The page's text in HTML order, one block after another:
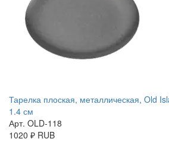
Тарелка плоская, металлическая, Old
1.4 см
Арт. OLD-118
1020 ₽ RUB